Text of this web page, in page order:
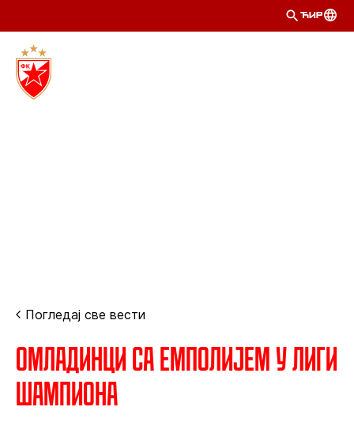
ЋИР
Погледај све вести
Омладинци са Емполијем у Лиги
шампиона